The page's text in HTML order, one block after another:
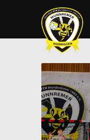
Startseite
News
VTV
Sponsoring